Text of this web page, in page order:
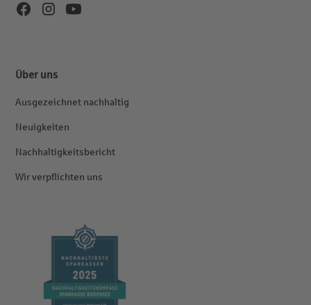
Über uns
Ausgezeichnet nachhaltig
Neuigkeiten
Nachhaltigkeitsbericht
Wir verpflichten uns